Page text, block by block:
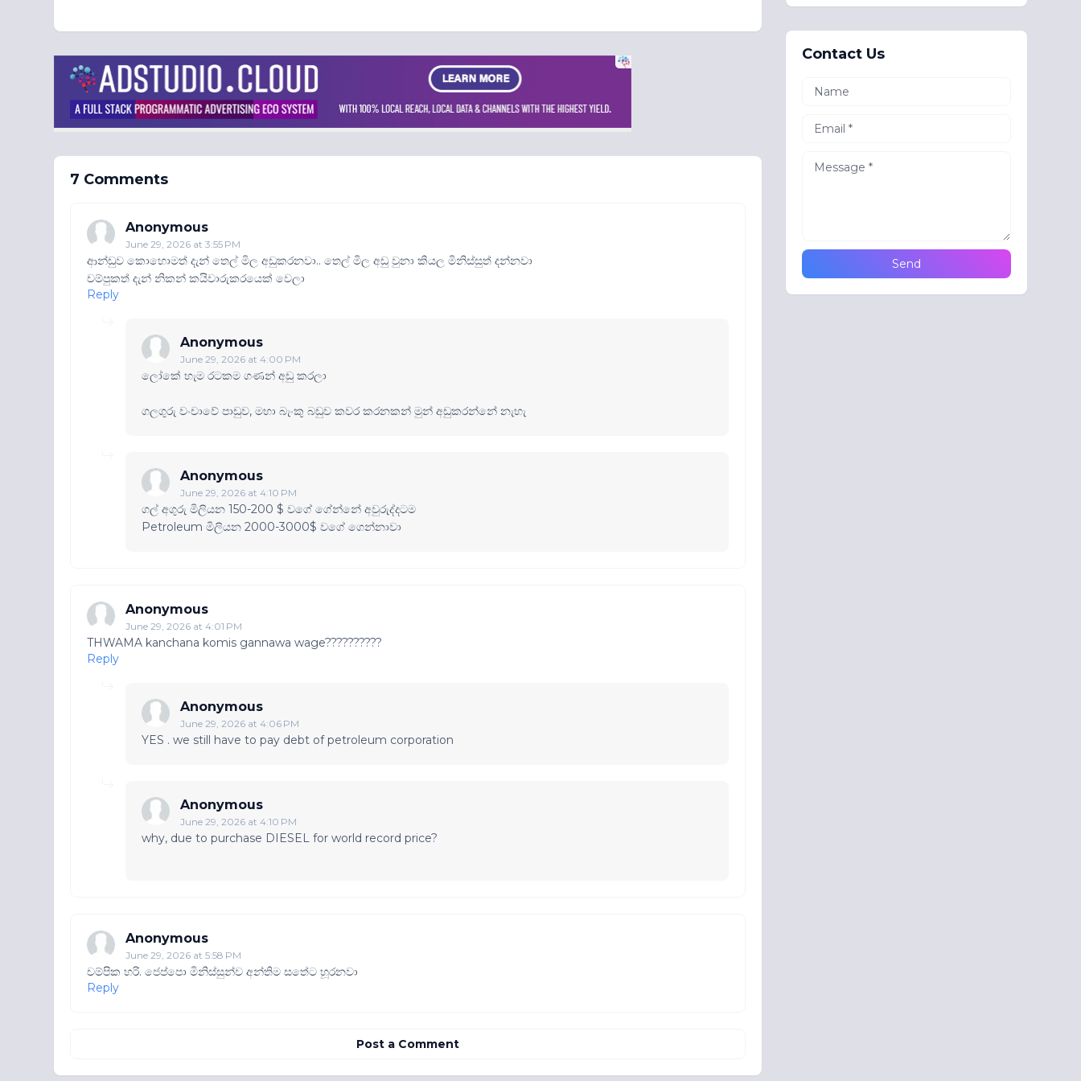
7 Comments
Anonymous
June 29, 2026 at 3:55 PM
ආන්ඩුව කොහොමත් දැන් තෙල් මිල අඩුකරනවා.. තෙල් මිල අඩු වුනා කියල මිනිස්සුත් දන්නවා
චම්පුකත් දැන් නිකන් කයිවාරුකරයෙක් වෙලා
Reply
Anonymous
June 29, 2026 at 4:00 PM
ලෝකේ හැම රටකම ගණන් අඩු කරලා
ගලගුරු වංචාවේ පාඩුව, මහා බැංකු බඩුව කවර කරනකන් මුන් අඩුකරන්නේ නැහැ
Anonymous
June 29, 2026 at 4:10 PM
ගල් අගුරු මිලියන 150-200 $ වගේ ගේන්නේ අවුරුද්දටම
Petroleum මිලියන 2000-3000$ වගේ ගෙන්නාවා
Anonymous
June 29, 2026 at 4:01 PM
THWAMA kanchana komis gannawa wage??????????
Reply
Anonymous
June 29, 2026 at 4:06 PM
YES . we still have to pay debt of petroleum corporation
Anonymous
June 29, 2026 at 4:10 PM
why, due to purchase DIESEL for world record price?
Anonymous
June 29, 2026 at 5:58 PM
චම්පික හරි. ජෙප්පො මිනිස්සුන්ව අන්තිම සතේට හූරනවා
Reply
Post a Comment
Contact Us